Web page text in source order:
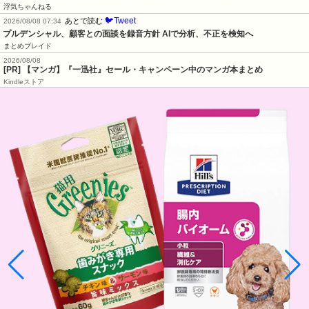
浮気ちゃんねる
2026/08/08 07:34 あとで読む 🐦Tweet
プルデンシャル、顧客との面談を録音方針 AIで分析、不正を検知へ
まとめブレイド
2026/08/08
[PR] 【マンガ】『一迅社』セール・キャンペーン中のマンガ本まとめ
Kindleストア